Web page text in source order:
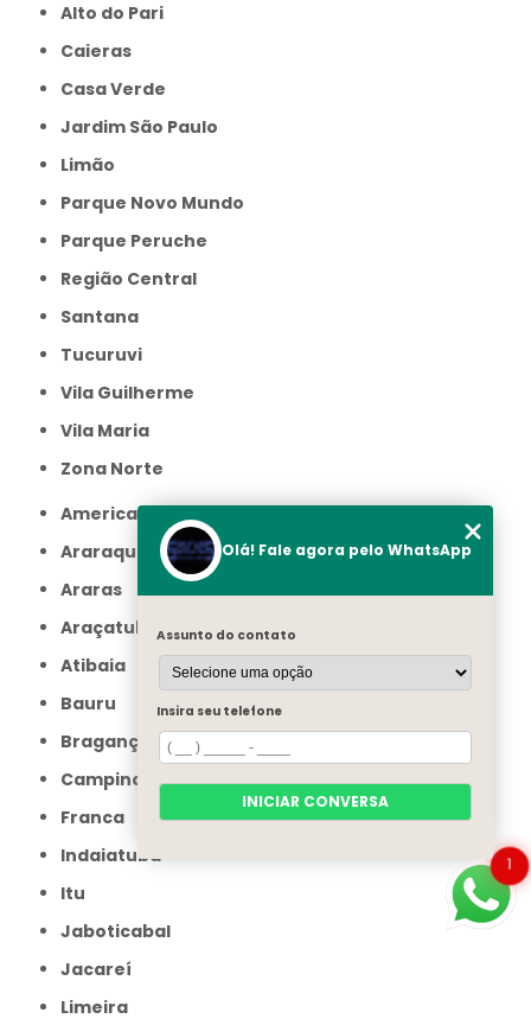
Alto do Pari
Caieras
Casa Verde
Jardim São Paulo
Limão
Parque Novo Mundo
Parque Peruche
Região Central
Santana
Tucuruvi
Vila Guilherme
Vila Maria
Zona Norte
Americana
Araraquara
Araras
Araçatuba
Atibaia
Bauru
Bragança Paulista
Campinas
Franca
Indaiatuba
Itu
Jaboticabal
Jacareí
Limeira
1
Olá! Fale agora pelo WhatsApp
Assunto do contato
Insira seu telefone
INICIAR CONVERSA